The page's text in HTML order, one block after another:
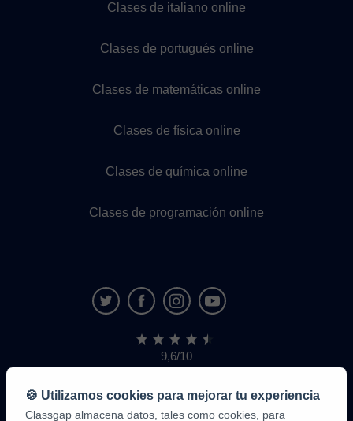
Clases de italiano online
Clases de portugués online
Clases de matemáticas online
Clases de física online
Clases de química online
Clases de programación online
9,6/10
1,339,284
de
alumnos
🍪 Utilizamos cookies para mejorar tu experiencia
Classgap almacena datos, tales como cookies, para